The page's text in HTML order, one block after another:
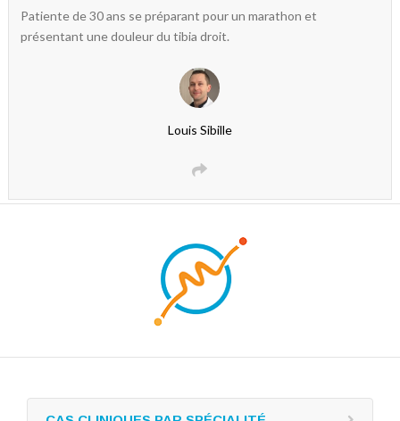
Patiente de 30 ans se préparant pour un marathon et
présentant une douleur du tibia droit.
Louis Sibille